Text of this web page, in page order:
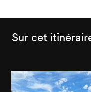
Sur cet